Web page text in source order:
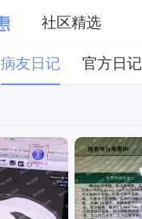
社区精选
病友日记 官方日记